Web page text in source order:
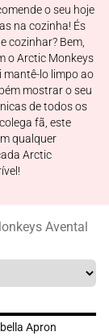
o seu hoje
na cozinha! És
cozinhar? Bem,
o Arctic Monkeys
mantê-lo limpo ao
mostrar o seu
de todos os
fã, este
qualquer
Arctic
Avental
Apron